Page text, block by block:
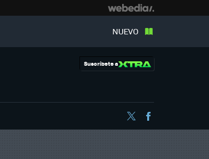
NUEVO
Suscríbete a
Twitter